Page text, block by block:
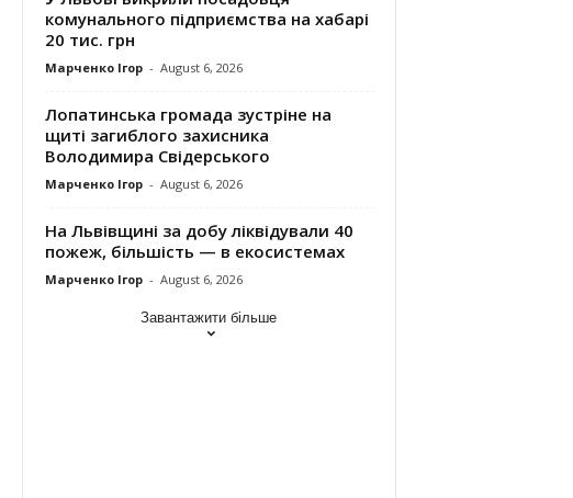
комунального підприємства на хабарі
20 тис. грн
Марченко Ігор - August 6, 2026
Лопатинська громада зустріне на
щиті загиблого захисника
Володимира Свідерського
Марченко Ігор - August 6, 2026
На Львівщині за добу ліквідували 40
пожеж, більшість — в екосистемах
Марченко Ігор - August 6, 2026
Завантажити більше